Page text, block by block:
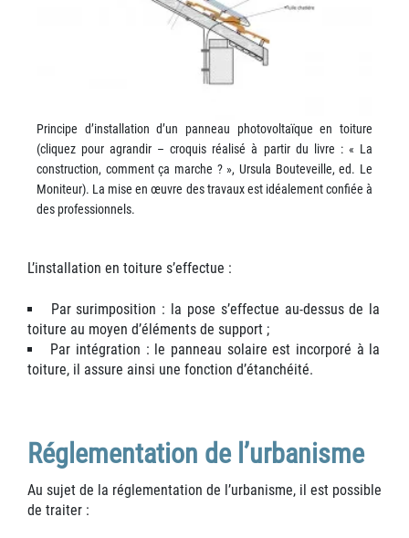
Principe d’installation d’un panneau photovoltaïque en toiture
(cliquez pour agrandir – croquis réalisé à partir du livre : « La
construction, comment ça marche ? », Ursula Bouteveille, ed. Le
Moniteur). La mise en œuvre des travaux est idéalement confiée à
des professionnels.
L’installation en toiture s’effectue :
Par surimposition : la pose s’effectue au-dessus de la
toiture au moyen d’éléments de support ;
Par intégration : le panneau solaire est incorporé à la
toiture, il assure ainsi une fonction d’étanchéité.
Réglementation de l’urbanisme
Au sujet de la réglementation de l’urbanisme, il est possible
de traiter :